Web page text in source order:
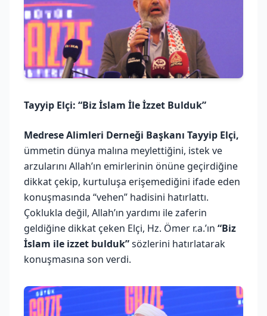
Tayyip Elçi: “Biz İslam İle İzzet Bulduk”
Medrese Alimleri Derneği Başkanı Tayyip Elçi,
ümmetin dünya malına meylettiğini, istek ve
arzularını Allah’ın emirlerinin önüne geçirdiğine
dikkat çekip, kurtuluşa erişemediğini ifade eden
konuşmasında “vehen” hadisini hatırlattı.
Çoklukla değil, Allah’ın yardımı ile zaferin
geldiğine dikkat çeken Elçi, Hz. Ömer r.a.’ın “Biz
İslam ile izzet bulduk”sözlerini hatırlatarak
konuşmasına son verdi.